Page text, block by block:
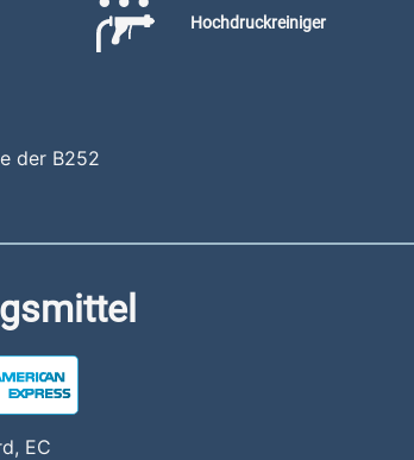
Hochdruckreiniger
der B252
EC